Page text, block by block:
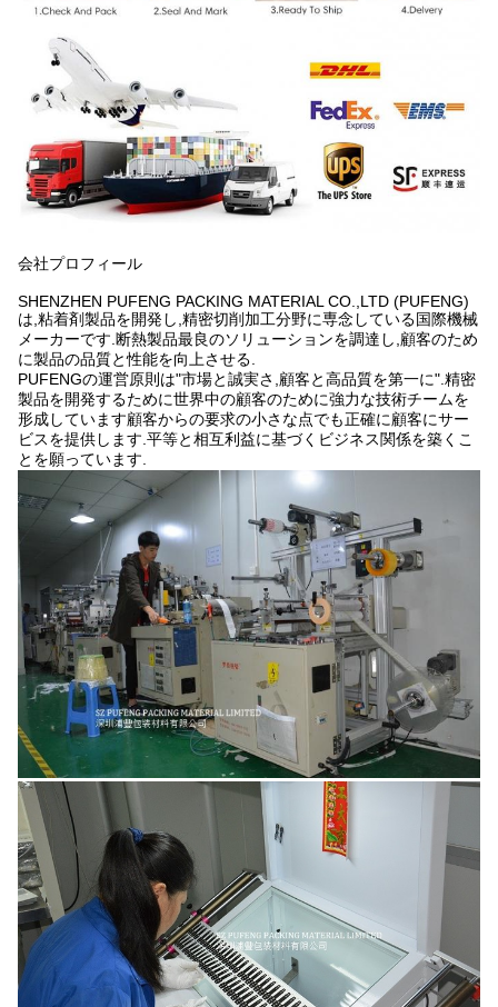
会社プロフィール
SHENZHEN PUFENG PACKING MATERIAL CO.,LTD (PUFENG)
は,粘着剤製品を開発し,精密切削加工分野に専念している国際機械
メーカーです.断熱製品最良のソリューションを調達し,顧客のため
に製品の品質と性能を向上させる.
PUFENGの運営原則は"市場と誠実さ,顧客と高品質を第一に".精密
製品を開発するために世界中の顧客のために強力な技術チームを
形成しています顧客からの要求の小さな点でも正確に顧客にサー
ビスを提供します.平等と相互利益に基づくビジネス関係を築くこ
とを願っています.